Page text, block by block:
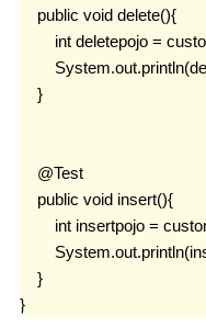
    public void delete(){
int deletepojo =
    }
    @Test
    public void insert(){
int insertpojo =
    }
}